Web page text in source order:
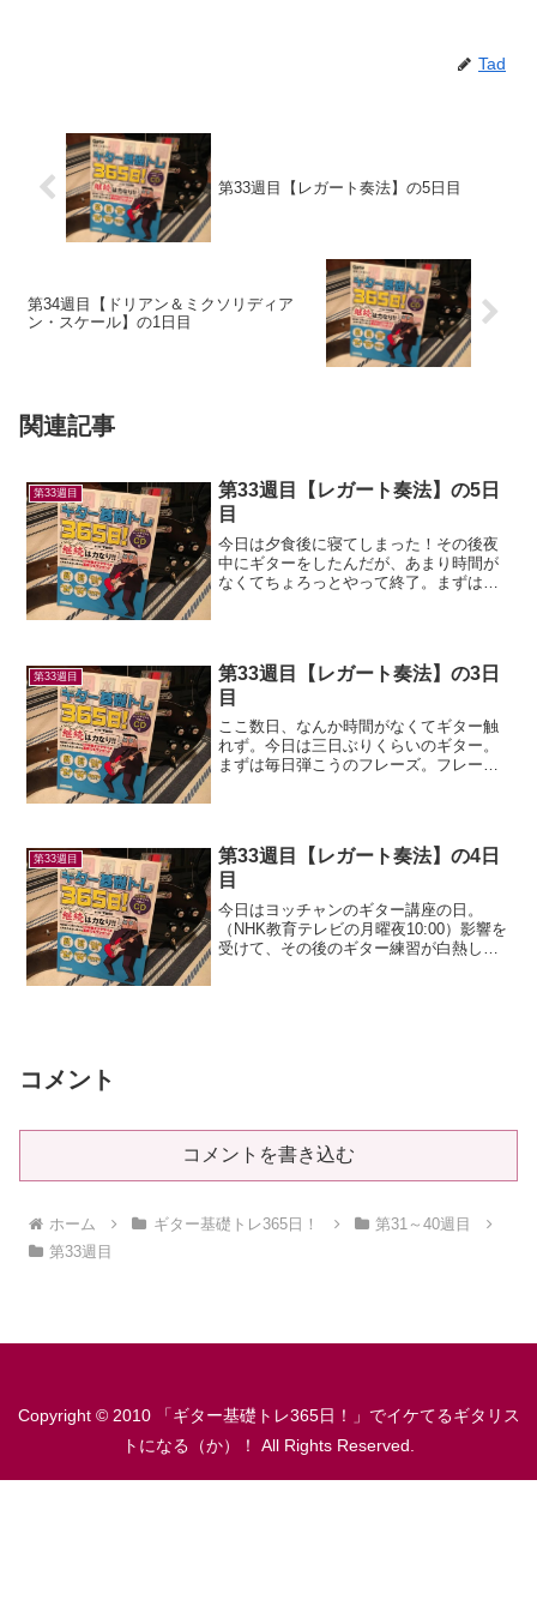
Tad
第33週目【レガート奏法】の5日目
第34週目【ドリアン＆ミクソリディア
ン・スケール】の1日目
関連記事
第33週目
第33週目【レガート奏法】の5日
目
今日は夕食後に寝てしまった！その後夜
中にギターをしたんだが、あまり時間が
なくてちょろっとやって終了。まずは毎
第33週目
第33週目【レガート奏法】の3日
目
ここ数日、なんか時間がなくてギター触
れず。今日は三日ぶりくらいのギター。
まずは毎日弾こうのフレーズ。フレーズ
量が小さい。ハ...
第33週目
第33週目【レガート奏法】の4日
目
今日はヨッチャンのギター講座の日。
（NHK教育テレビの月曜夜10:00）影響を
受けて、その後のギター練習が白熱して
コメント
コメントを書き込む
ホーム ギター基礎トレ365日！
第31～40週目
第33週目
Copyright © 2010 「ギター基礎トレ365日！」でイケてるギタリス
トになる（か）！ All Rights Reserved.